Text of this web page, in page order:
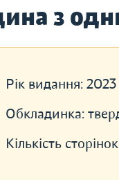
з
Рік видання: 2023
Обкладинка:
Кількість